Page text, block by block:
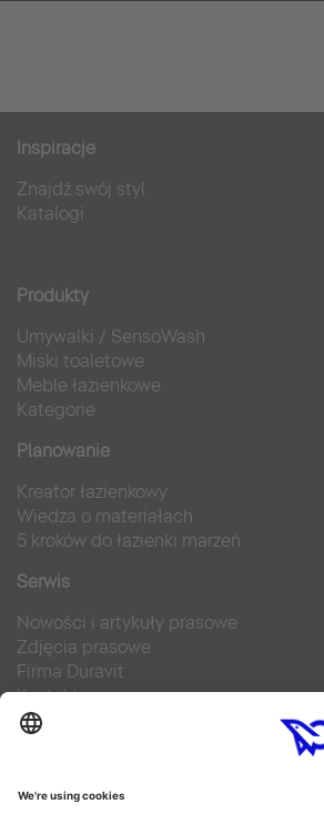
Inspiracje
Znajdź swój styl
Katalogi
Produkty
Umywalki / SensoWash
Miski toaletowe
Meble łazienkowe
Kategorie
Planowanie
Kreator łazienkowy
Wiedza o materiałach
5 kroków do łazienki marzeń
Serwis
Nowości i artykuły prasowe
Zdjęcia prasowe
Firma Duravit
Kontakt
Najczęściej zadawane pytania